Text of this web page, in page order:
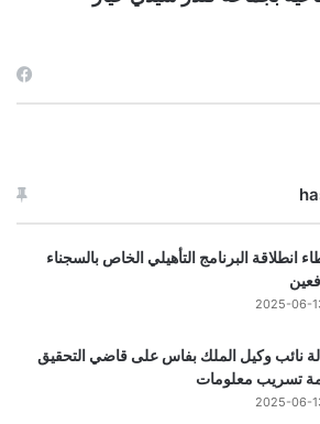
انطلاقة البرنامج التأهيلي الخاص بالسجناء
2025-06-
نائب وكيل الملك بفاس على قاضي التحقيق
تسريب معلومات
2025-06-